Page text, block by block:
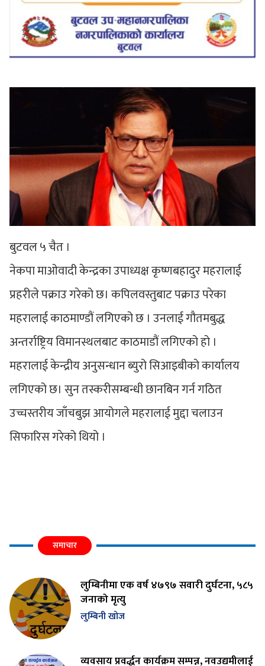
बुटवल ५ चैत ।
नेकपा माओवादी केन्द्रका उपाध्यक्ष कृष्णबहादुर महरालाई
प्रहरीले पक्राउ गरेको छ। कपिलवस्तुबाट पक्राउ परेका
महरालाई काठमाण्डौं लगिएको छ । उनलाई गौतमबुद्ध
अन्तर्राष्ट्रिय विमानस्थलबाट काठमाडौं लगिएको हो ।
महरालाई केन्द्रीय अनुसन्धान ब्युरो सिआइबीको कार्यालय
लगिएको छ। सुन तस्करीसम्बन्धी छानबिन गर्न गठित
उच्चस्तरीय जाँचबुझ आयोगले महरालाई मुद्दा चलाउन
सिफारिस गरेको थियो ।
समाचार
लुम्बिनीमा एक वर्ष ४७९७ सवारी दुर्घटना, ५८५
जनाको मृत्यु
लुम्बिनी खोज
व्यवसाय प्रवर्द्धन कार्यक्रम सम्पन्न, नवउद्यमीलाई